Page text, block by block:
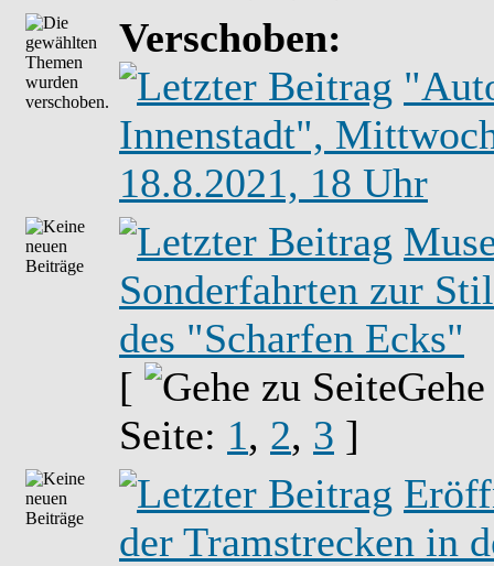
Verschoben:
Innenstadt",
18.8.2021, 18 Uhr
Sonderfahrten zur
des "Scharfen Ecks"
[
Seite: 1, 2, 3 ]
der Tramstrecken in